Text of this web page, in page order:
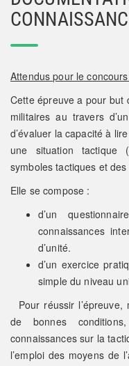
Attendus pour le
Cette épreuve a pour but
militaires au travers
d’évaluer la capacité à
une situation tactique
symboles tactiques et
Elle se compose :
d’un
connaissances
d’unité.
d’un exercice
simple du niveau
Pour réussir l’épreuve,
de bonnes
connaissances sur la
l’emploi des moyens de